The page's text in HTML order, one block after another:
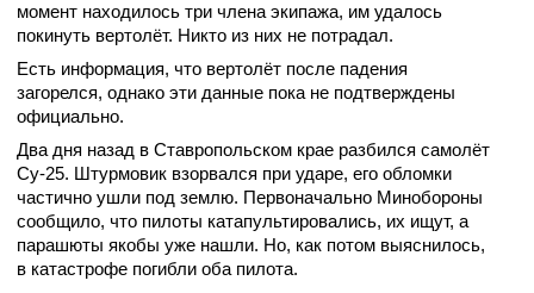
момент находилось три члена экипажа, им удалось
покинуть вертолёт. Никто из них не потрадал.
Есть информация, что вертолёт после падения
загорелся, однако эти данные пока не подтверждены
официально.
Два дня назад в Ставропольском крае разбился самолёт
Су-25. Штурмовик взорвался при ударе, его обломки
частично ушли под землю. Первоначально Минобороны
сообщило, что пилоты катапультировались, их ищут, а
парашюты якобы уже нашли. Но, как потом выяснилось,
в катастрофе погибли оба пилота.